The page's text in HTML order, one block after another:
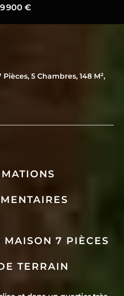
900 €
5 Chambres, 148 M²,
7 PIÈCES
TERRAIN